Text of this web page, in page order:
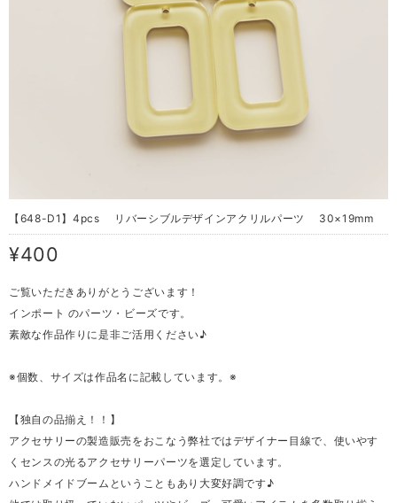
【648-D1】4pcs リバーシブルデザインアクリルパーツ 30×19mm
¥400
ご覧いただきありがとうございます！
インポート のパーツ・ビーズです。
素敵な作品作りに是非ご活用ください♪
※個数、サイズは作品名に記載しています。※
【独自の品揃え！！】
アクセサリーの製造販売をおこなう弊社ではデザイナー目線で、使いやす
くセンスの光るアクセサリーパーツを選定しています。
ハンドメイドブームということもあり大変好調です♪